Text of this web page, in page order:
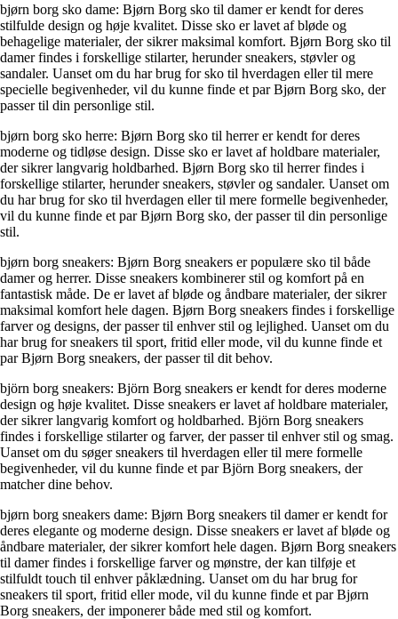
bjørn borg sko dame: Bjørn Borg sko til damer er kendt for deres
stilfulde design og høje kvalitet. Disse sko er lavet af bløde og
behagelige materialer, der sikrer maksimal komfort. Bjørn Borg sko til
damer findes i forskellige stilarter, herunder sneakers, støvler og
sandaler. Uanset om du har brug for sko til hverdagen eller til mere
specielle begivenheder, vil du kunne finde et par Bjørn Borg sko, der
passer til din personlige stil.
bjørn borg sko herre: Bjørn Borg sko til herrer er kendt for deres
moderne og tidløse design. Disse sko er lavet af holdbare materialer,
der sikrer langvarig holdbarhed. Bjørn Borg sko til herrer findes i
forskellige stilarter, herunder sneakers, støvler og sandaler. Uanset om
du har brug for sko til hverdagen eller til mere formelle begivenheder,
vil du kunne finde et par Bjørn Borg sko, der passer til din personlige
stil.
bjørn borg sneakers: Bjørn Borg sneakers er populære sko til både
damer og herrer. Disse sneakers kombinerer stil og komfort på en
fantastisk måde. De er lavet af bløde og åndbare materialer, der sikrer
maksimal komfort hele dagen. Bjørn Borg sneakers findes i forskellige
farver og designs, der passer til enhver stil og lejlighed. Uanset om du
har brug for sneakers til sport, fritid eller mode, vil du kunne finde et
par Bjørn Borg sneakers, der passer til dit behov.
björn borg sneakers: Björn Borg sneakers er kendt for deres moderne
design og høje kvalitet. Disse sneakers er lavet af holdbare materialer,
der sikrer langvarig komfort og holdbarhed. Björn Borg sneakers
findes i forskellige stilarter og farver, der passer til enhver stil og smag.
Uanset om du søger sneakers til hverdagen eller til mere formelle
begivenheder, vil du kunne finde et par Björn Borg sneakers, der
matcher dine behov.
bjørn borg sneakers dame: Bjørn Borg sneakers til damer er kendt for
deres elegante og moderne design. Disse sneakers er lavet af bløde og
åndbare materialer, der sikrer komfort hele dagen. Bjørn Borg sneakers
til damer findes i forskellige farver og mønstre, der kan tilføje et
stilfuldt touch til enhver påklædning. Uanset om du har brug for
sneakers til sport, fritid eller mode, vil du kunne finde et par Bjørn
Borg sneakers, der imponerer både med stil og komfort.